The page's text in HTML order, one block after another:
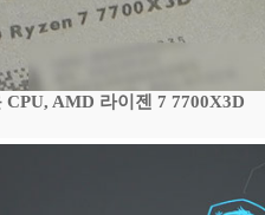
AMD 라이젠 7 7700X3D